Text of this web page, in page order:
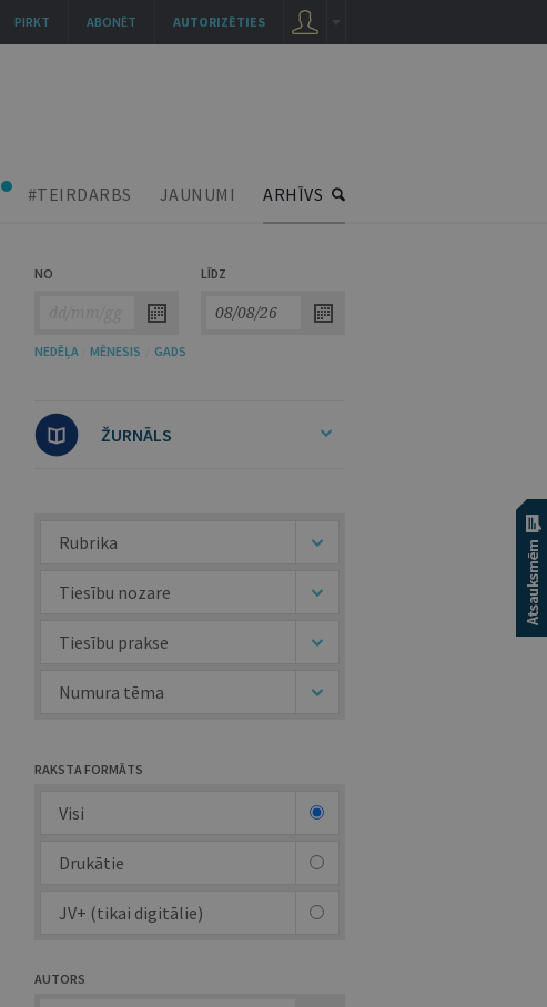
#TEIRDARBS JAUNUMI ARHĪVS
NO LĪDZ
NEDĒĻA MĒNESIS GADS
ŽURNĀLS
Rubrika
Tiesību nozare
Tiesību prakse
Numura tēma
RAKSTA FORMĀTS
Visi
Drukātie
JV+ (tikai digitālie)
AUTORS
AUTORIZĒTIES
ABONĒT
PIRKT